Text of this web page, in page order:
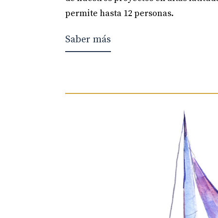
permite hasta 12 personas.
Saber más